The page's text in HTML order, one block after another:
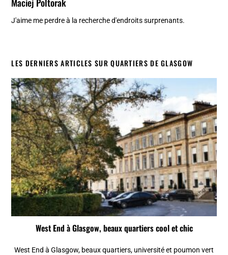
Maciej Poltorak
J'aime me perdre à la recherche d'endroits surprenants.
LES DERNIERS ARTICLES SUR QUARTIERS DE GLASGOW
West End à Glasgow, beaux quartiers cool et chic
West End à Glasgow, beaux quartiers, université et poumon vert